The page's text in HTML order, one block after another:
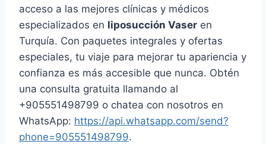
acceso a las mejores clínicas y médicos
especializados en liposucción Vaser en
Turquía. Con paquetes integrales y ofertas
especiales, tu viaje para mejorar tu apariencia y
confianza es más accesible que nunca. Obtén
una consulta gratuita llamando al
+905551498799 o chatea con nosotros en
WhatsApp: https://api.whatsapp.com/send?
phone=905551498799.